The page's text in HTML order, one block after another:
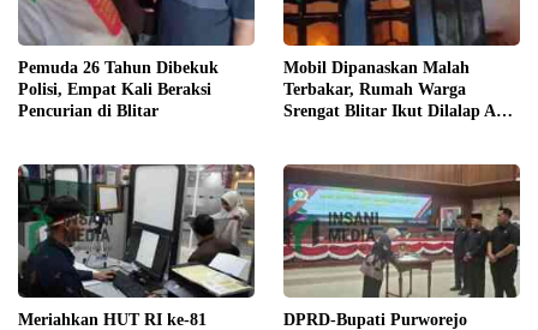
Pemuda 26 Tahun Dibekuk
Polisi, Empat Kali Beraksi
Pencurian di Blitar
Mobil Dipanaskan Malah
Terbakar, Rumah Warga
Srengat Blitar Ikut Dilalap Api,
Meriahkan HUT RI ke-81
DPRD-Bupati Purworejo